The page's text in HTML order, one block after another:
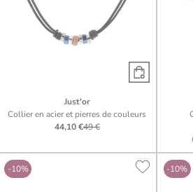
Just'or
Collier en acier et pierres de couleurs
44,10 €49 €
-10% -10%